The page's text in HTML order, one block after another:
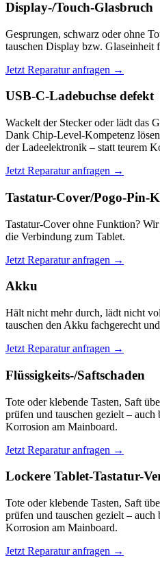
Display-/Touch-Glasbruch
Gesprungen, schwarz oder ohne
tauschen Display bzw. Glaseinheit
Jetzt Reparatur anfragen →
USB-C-Ladebuchse defekt
Wackelt der Stecker oder lädt das
Dank Chip-Level-Kompetenz
der Ladeelektronik – statt teurem
Jetzt Reparatur anfragen →
Tastatur-Cover/Pogo-Pin-
Tastatur-Cover ohne Funktion?
die Verbindung zum Tablet.
Jetzt Reparatur anfragen →
Akku
Hält nicht mehr durch, lädt nicht
tauschen den Akku fachgerecht
Jetzt Reparatur anfragen →
Flüssigkeits-/Saftschaden
Tote oder klebende Tasten, Saft
prüfen und tauschen gezielt – auch
Korrosion am Mainboard.
Jetzt Reparatur anfragen →
Lockere Tablet-Tastatur-
Tote oder klebende Tasten, Saft
prüfen und tauschen gezielt – auch
Korrosion am Mainboard.
Jetzt Reparatur anfragen →